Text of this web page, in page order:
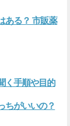
ある？ 市販薬
く手順や目的
ちがいいの？